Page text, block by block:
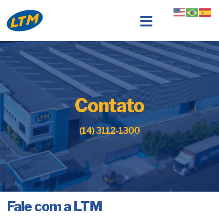
Contato
(14) 3112-1300
Fale com a LTM